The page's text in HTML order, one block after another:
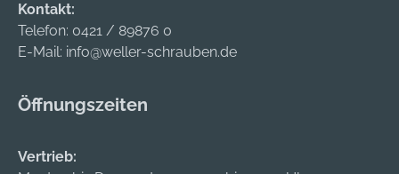
Kontakt:
Telefon: 0421 / 89876 0
E-Mail: info@weller-schrauben.de
Öffnungszeiten
Vertrieb: